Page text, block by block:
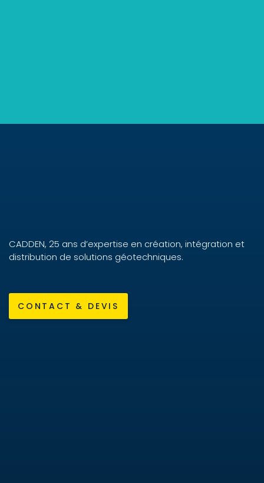
CADDEN, 25 ans d’expertise en création, intégration et
distribution de solutions géotechniques.
CONTACT & DEVIS